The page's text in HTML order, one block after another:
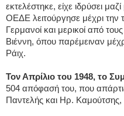
εκτελέστηκε, είχε ιδρύσει
ΟΕΔΕ λειτούργησε μέχρι την
Γερμανοί και μερικοί από
Βιέννη, όπου παρέμειναν
Ράιχ.
Τον Απρίλιο του 1948, το
504 απόφασή του, που
Παντελής και Ηρ.